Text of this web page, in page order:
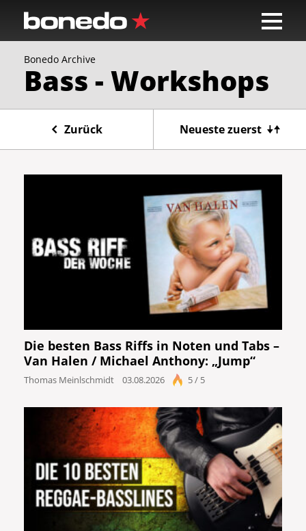
Bonedo Archive
Bass - Workshops
Zurück Neueste zuerst
Die besten Bass Riffs in Noten und Tabs –
Van Halen / Michael Anthony: „Jump“
Thomas Meinlschmidt 03.08.2026 5 / 5